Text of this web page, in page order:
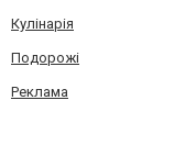
Кулінарія
Подорожі
Реклама